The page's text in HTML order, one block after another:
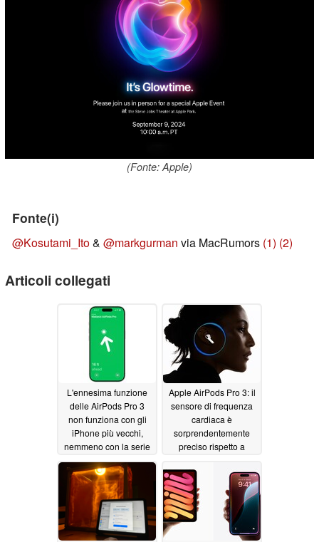
(Fonte: Apple)
Fonte(i)
@Kosutami_Ito& @markgurman via MacRumors (1) (2)
Articoli collegati
L'ennesima funzione
delle AirPods Pro 3
non funziona con gli
iPhone più vecchi,
nemmeno con la serie
iPhone 1609/17/2025
Apple AirPods Pro 3: il
sensore di frequenza
cardiaca è
sorprendentemente
preciso rispetto a
09/17/2025